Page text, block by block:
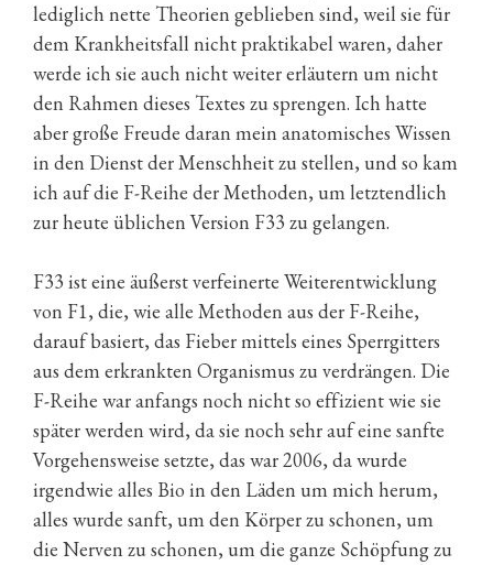
lediglich nette Theorien geblieben sind, weil sie für
dem Krankheitsfall nicht praktikabel waren, daher
werde ich sie auch nicht weiter erläutern um nicht
den Rahmen dieses Textes zu sprengen. Ich hatte
aber große Freude daran mein anatomisches Wissen
in den Dienst der Menschheit zu stellen, und so kam
ich auf die F-Reihe der Methoden, um letztendlich
zur heute üblichen Version F33 zu gelangen.
F33 ist eine äußerst verfeinerte Weiterentwicklung
von F1, die, wie alle Methoden aus der F-Reihe,
darauf basiert, das Fieber mittels eines Sperrgitters
aus dem erkrankten Organismus zu verdrängen. Die
F-Reihe war anfangs noch nicht so effizient wie sie
später werden wird, da sie noch sehr auf eine sanfte
Vorgehensweise setzte, das war 2006, da wurde
irgendwie alles Bio in den Läden um mich herum,
alles wurde sanft, um den Körper zu schonen, um
die Nerven zu schonen, um die ganze Schöpfung zu